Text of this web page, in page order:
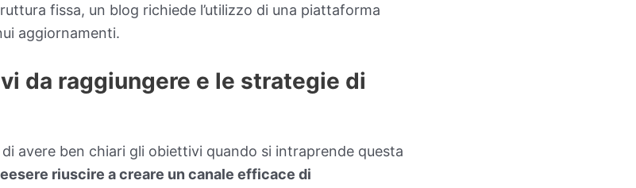
fissa, un blog richiede l’utilizzo di una piattaforma
aggiornamenti.
da raggiungere e le strategie di
avere ben chiari gli obiettivi quando si intraprende questa
riuscire a creare un canale efficace di